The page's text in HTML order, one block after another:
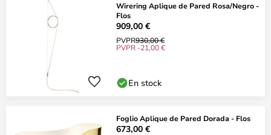
Wirering Aplique de Pared Rosa/Negro -
Flos
909,00 €
PVPR930,00 €
PVPR -21,00 €
En stock
Foglio Aplique de Pared Dorada - Flos
673,00 €